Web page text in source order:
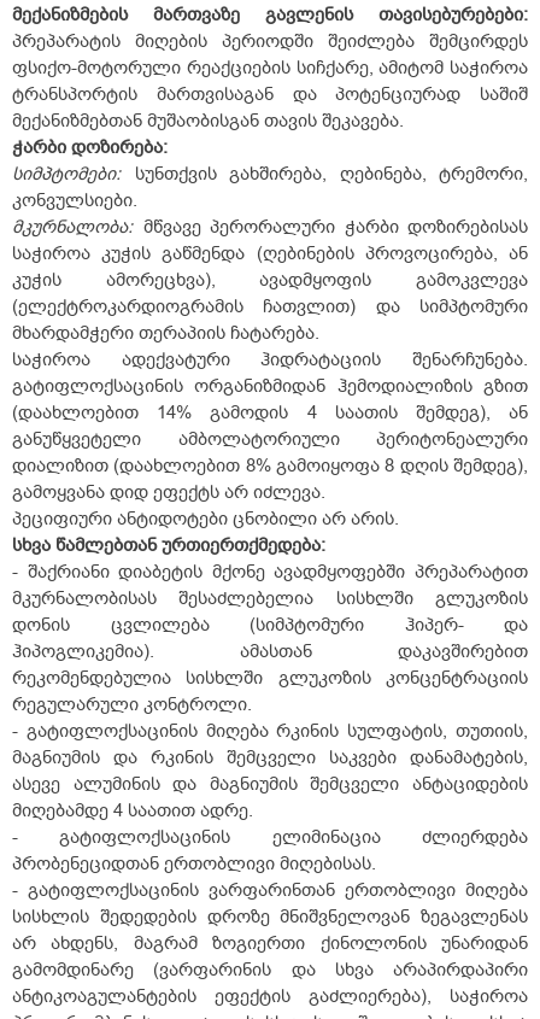
მექანიზმების მართვაზე გავლენის თავისებურებები:
პრეპარატის მიღების პერიოდში შეიძლება შემცირდეს
ფსიქო-მოტორული რეაქციების სიჩქარე, ამიტომ საჭიროა
ტრანსპორტის მართვისაგან და პოტენციურად საშიშ
მექანიზმებთან მუშაობისგან თავის შეკავება.
ჭარბი დოზირება:
სიმპტომები: სუნთქვის გახშირება, ღებინება, ტრემორი,
კონვულსიები.
მკურნალობა: მწვავე პერორალური ჭარბი დოზირებისას
საჭიროა კუჭის გაწმენდა (ღებინების პროვოცირება, ან
კუჭის ამორეცხვა), ავადმყოფის გამოკვლევა
(ელექტროკარდიოგრამის ჩათვლით) და სიმპტომური
მხარდამჭერი თერაპიის ჩატარება.
საჭიროა ადექვატური ჰიდრატაციის შენარჩუნება.
გატიფლოქსაცინის ორგანიზმიდან ჰემოდიალიზის გზით
(დაახლოებით 14% გამოდის 4 საათის შემდეგ), ან
განუწყვეტელი ამბოლატორიული პერიტონეალური
დიალიზით (დაახლოებით 8% გამოიყოფა 8 დღის შემდეგ),
გამოყვანა დიდ ეფექტს არ იძლევა.
პეციფიური ანტიდოტები ცნობილი არ არის.
სხვა წამლებთანურთიერთქმედება:
- შაქრიანი დიაბეტის მქონე ავადმყოფებში პრეპარატით
მკურნალობისას შესაძლებელია სისხლში გლუკოზის
დონის ცვლილება (სიმპტომური ჰიპერ- და
ჰიპოგლიკემია). ამასთან დაკავშირებით
რეკომენდებულია სისხლში გლუკოზის კონცენტრაციის
რეგულარული კონტროლი.
- გატიფლოქსაცინის მიღება რკინის სულფატის, თუთიის,
მაგნიუმის და რკინის შემცველი საკვები დანამატების,
ასევე ალუმინის და მაგნიუმის შემცველი ანტაციდების
მიღებამდე 4 საათით ადრე.
- გატიფლოქსაცინის ელიმინაცია ძლიერდება
პრობენეციდთან ერთობლივი მიღებისას.
- გატიფლოქსაცინის ვარფარინთან ერთობლივი მიღება
სისხლის შედედების დროზე მნიშვნელოვან ზეგავლენას
არ ახდენს, მაგრამ ზოგიერთი ქინოლონის უნარიდან
გამომდინარე (ვარფარინის და სხვა არაპირდაპირი
ანტიკოაგულანტების ეფექტის გაძლიერება), საჭიროა